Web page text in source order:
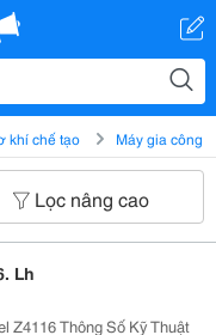
khí chế tạo Máy gia công
Lọc nâng cao
Lh